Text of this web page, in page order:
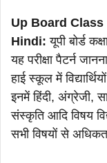
Up Board Class
Hindi: यूपी बोर्ड
यह परीक्षा पैटर्न
हाई स्कूल में
इनमें हिंदी, अंग्रेजी,
संस्कृति आदि विषय
सभी विषयों से